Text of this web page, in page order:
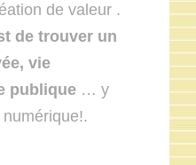
de valeur .
de trouver un
vie
publique … y